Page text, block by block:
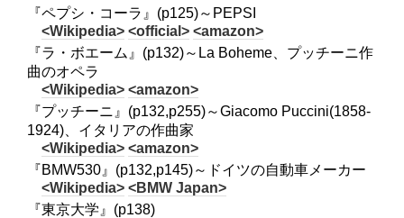
『ペプシ・コーラ』(p125)～PEPSI
<Wikipedia> <official> <amazon>
『ラ・ボエーム』(p132)～La Boheme、プッチーニ作
曲のオペラ
<Wikipedia> <amazon>
『プッチーニ』(p132,p255)～Giacomo Puccini(1858-
1924)、イタリアの作曲家
<Wikipedia> <amazon>
『BMW530』(p132,p145)～ドイツの自動車メーカー
<Wikipedia> <BMW Japan>
『東京大学』(p138)